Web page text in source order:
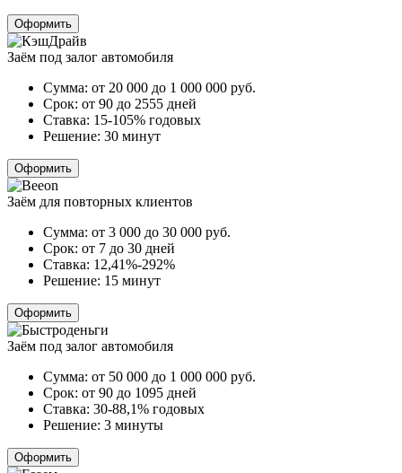
Оформить
Заём под залог автомобиля
Сумма: от 20 000 до 1 000 000 руб.
Срок: от 90 до 2555 дней
Ставка: 15-105% годовых
Решение: 30 минут
Оформить
Заём для повторных клиентов
Сумма: от 3 000 до 30 000 руб.
Срок: от 7 до 30 дней
Ставка: 12,41%-292%
Решение: 15 минут
Оформить
Заём под залог автомобиля
Сумма: от 50 000 до 1 000 000 руб.
Срок: от 90 до 1095 дней
Ставка: 30-88,1% годовых
Решение: 3 минуты
Оформить